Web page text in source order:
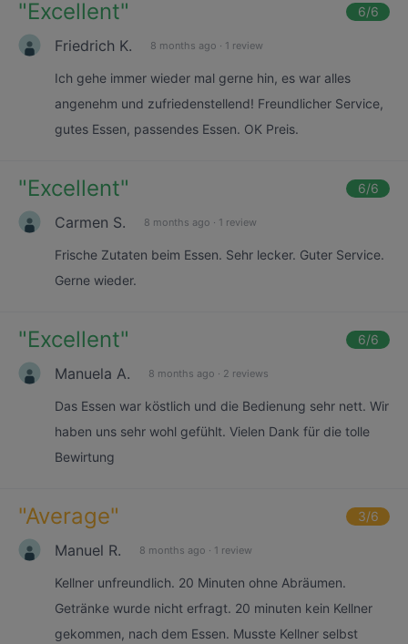
"Excellent" 6/6
Friedrich K. 8 months ago · 1 review
Ich gehe immer wieder mal gerne hin, es war alles
angenehm und zufriedenstellend! Freundlicher Service,
gutes Essen, passendes Essen. OK Preis.
"Excellent" 6/6
Carmen S. 8 months ago · 1 review
Frische Zutaten beim Essen. Sehr lecker. Guter Service.
Gerne wieder.
"Excellent" 6/6
Manuela A. 8 months ago · 2 reviews
Das Essen war köstlich und die Bedienung sehr nett. Wir
haben uns sehr wohl gefühlt. Vielen Dank für die tolle
Bewirtung
"Average" 3/6
Manuel R. 8 months ago · 1 review
Kellner unfreundlich. 20 Minuten ohne Abräumen.
Getränke wurde nicht erfragt. 20 minuten kein Kellner
gekommen, nach dem Essen. Musste Kellner selbst